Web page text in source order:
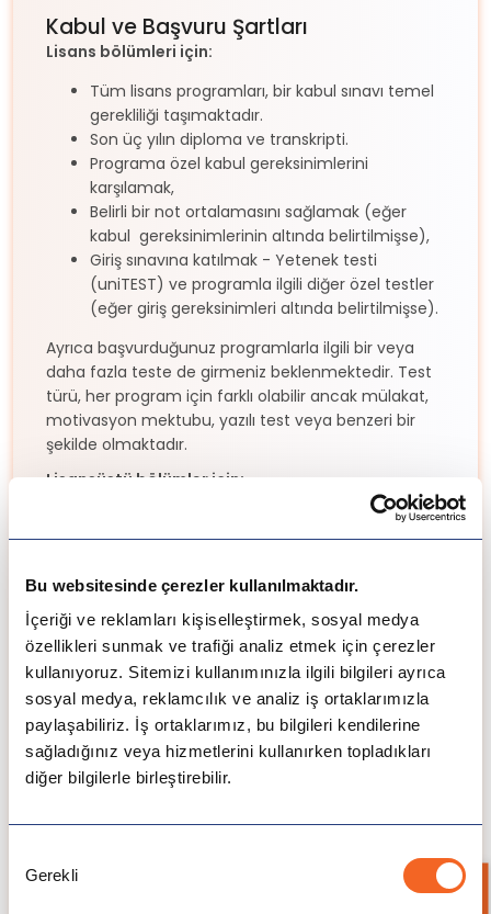
Bu websitesinde çerezler kullanılmaktadır.
İçeriği ve reklamları kişiselleştirmek, sosyal medya
özellikleri sunmak ve trafiği analiz etmek için çerezler
kullanıyoruz. Sitemizi kullanımınızla ilgili bilgileri ayrıca
sosyal medya, reklamcılık ve analiz iş ortaklarımızla
paylaşabiliriz. İş ortaklarımız, bu bilgileri kendilerine
sağladığınız veya hizmetlerini kullanırken topladıkları
diğer bilgilerle birleştirebilir.
Seçimi
Gerekli
Kabul ve Başvuru Şartları
Lisans bölümleri için:
Tüm lisans programları, bir kabul sınavı temel
gerekliliği taşımaktadır.
Son üç yılın diploma ve transkripti.
Programa özel kabul gereksinimlerini
karşılamak,
Belirli bir not ortalamasını sağlamak (eğer
kabul gereksinimlerinin altında belirtilmişse),
Giriş sınavına katılmak - Yetenek testi
(uniTEST) ve programla ilgili diğer özel testler
(eğer giriş gereksinimleri altında belirtilmişse).
Ayrıca başvurduğunuz programlarla ilgili bir veya
daha fazla teste de girmeniz beklenmektedir. Test
türü, her program için farklı olabilir ancak mülakat,
motivasyon mektubu, yazılı test veya benzeri bir
şekilde olmaktadır.
Lisansüstü bölümler için:
İlgili bir lisans derecesi: Başvurulan master
programıyla ilişkili olan bir lisans derecesine
profesyonel Lisans derecesi veya aynı
seviyedeki başka bir derece: Bazı durumlarda,
başvuruya uygun olabilecek profesyonel bir
lisans derecesi ya da başka bir derece de
kabul edilebilir.
TOEFL iBT testi için en az 88 puan alınmalıdır
(başvuru yapılacak tarihte en fazla 2 yıl
geçerli olmalıdır).
IELTS akademik sınavından en az 6.5 genel
fazla 2 yıl geçerli olmalıdır).
Lisans diplomasında ve not transkriptinde